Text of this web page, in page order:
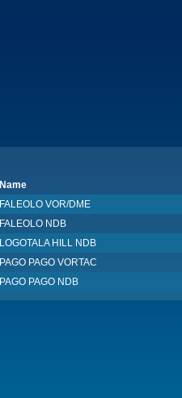
Name
FALEOLO VOR/DME
FALEOLO NDB
LOGOTALA HILL NDB
PAGO PAGO VORTAC
PAGO PAGO NDB